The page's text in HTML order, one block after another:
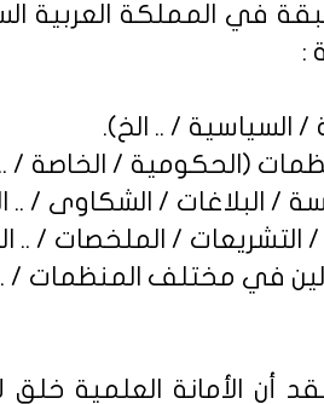
في المملكة العربية
:
أن الأمانة العلمية